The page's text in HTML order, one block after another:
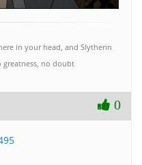
in your head, and Slytherin
no doubt
0